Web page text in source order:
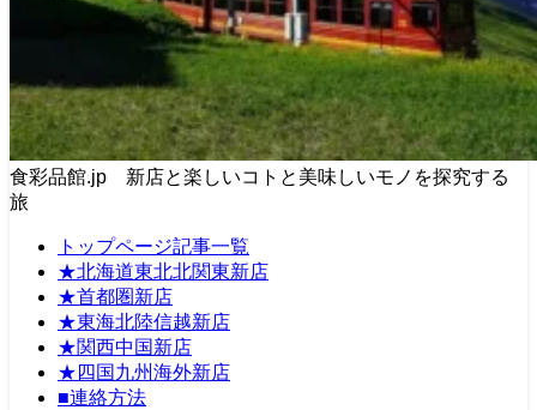
食彩品館.jp 新店と楽しいコトと美味しいモノを探究する
旅
トップページ記事一覧
★北海道東北北関東新店
★首都圏新店
★東海北陸信越新店
★関西中国新店
★四国九州海外新店
■連絡方法